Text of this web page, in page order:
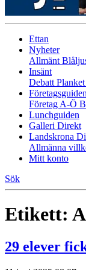
Ettan
Nyheter
Allmänt
Insänt
Debatt Planket
Företagsguiden
Företag A-Ö
Lunchguiden
Galleri Direkt
Landskrona
Allmänna
Mitt konto
Sök
Etikett:
29 elever